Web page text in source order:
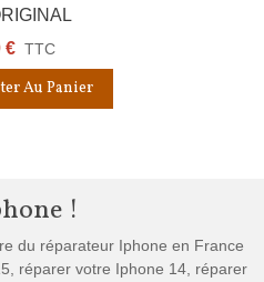
€ TTC
Au Panier
!
du réparateur Iphone en France
réparer votre Iphone 14, réparer